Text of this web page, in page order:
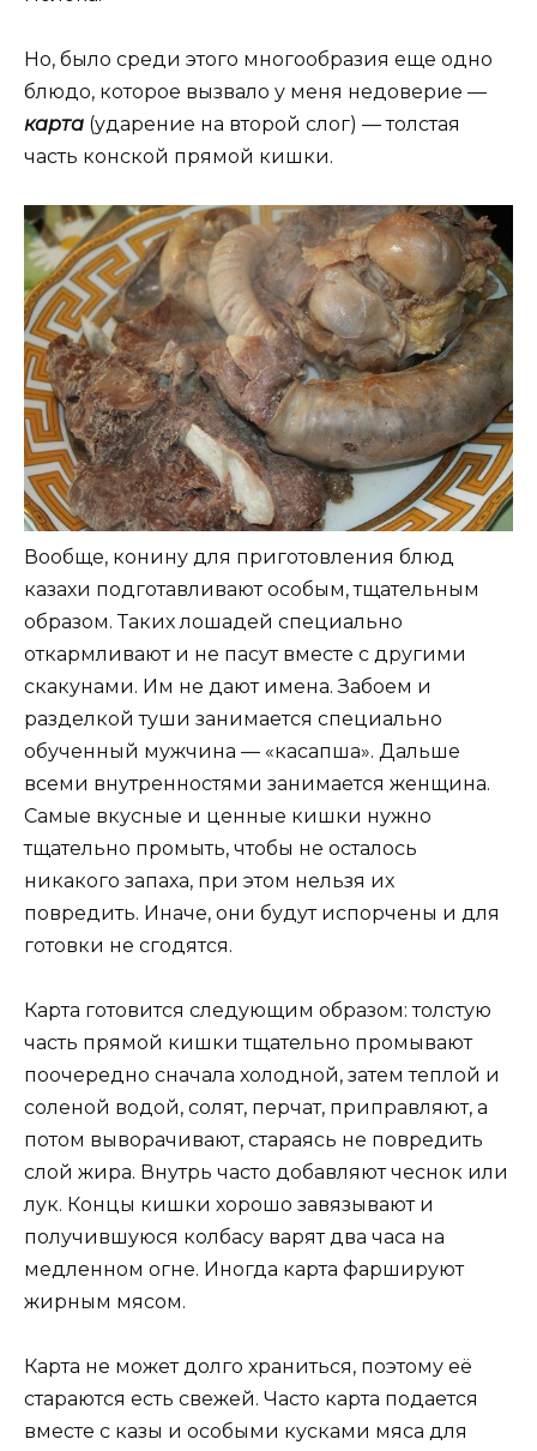
Но, было среди этого многообразия еще одно
блюдо, которое вызвало у меня недоверие —
карта (ударение на второй слог) — толстая
часть конской прямой кишки.
Вообще, конину для приготовления блюд
казахи подготавливают особым, тщательным
образом. Таких лошадей специально
откармливают и не пасут вместе с другими
скакунами. Им не дают имена. Забоем и
разделкой туши занимается специально
обученный мужчина — «касапша». Дальше
всеми внутренностями занимается женщина.
Самые вкусные и ценные кишки нужно
тщательно промыть, чтобы не осталось
никакого запаха, при этом нельзя их
повредить. Иначе, они будут испорчены и для
готовки не сгодятся.
Карта готовится следующим образом: толстую
часть прямой кишки тщательно промывают
поочередно сначала холодной, затем теплой и
соленой водой, солят, перчат, приправляют, а
потом выворачивают, стараясь не повредить
слой жира. Внутрь часто добавляют чеснок или
лук. Концы кишки хорошо завязывают и
получившуюся колбасу варят два часа на
медленном огне. Иногда карта фаршируют
жирным мясом.
Карта не может долго храниться, поэтому её
стараются есть свежей. Часто карта подается
вместе с казы и особыми кусками мяса для